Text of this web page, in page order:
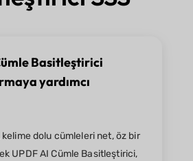
Basitleştirici
yardımcı
kelime dolu cümleleri net, öz bir
UPDF AI Cümle Basitleştirici,